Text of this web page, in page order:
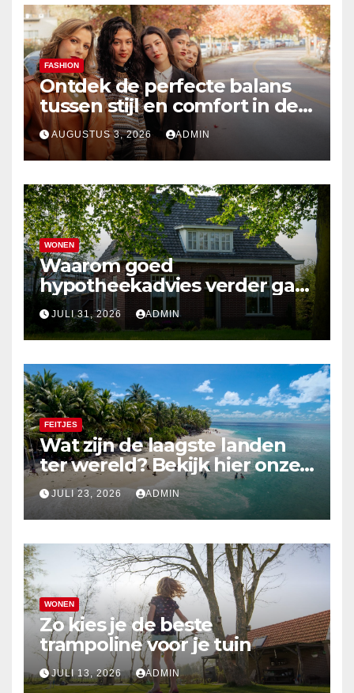
FASHION
Ontdek de perfecte balans
tussen stijl en comfort in de
nieuwste damesmode
AUGUSTUS 3, 2026 ADMIN
WONEN
Waarom goed
hypotheekadvies verder gaat
dan alleen cijfers
JULI 31, 2026 ADMIN
FEITJES
Wat zijn de laagste landen
ter wereld? Bekijk hier onze
top 10
JULI 23, 2026 ADMIN
WONEN
Zo kies je de beste
trampoline voor je tuin
JULI 13, 2026 ADMIN